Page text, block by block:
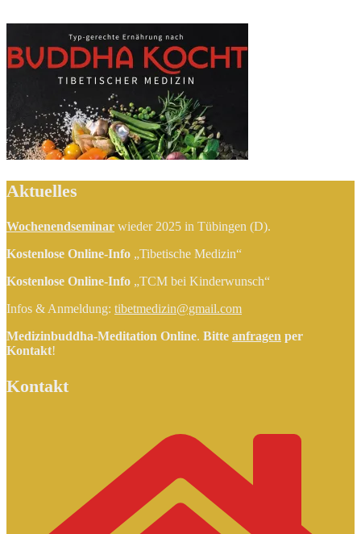
Aktuelles
Wochenendseminar wieder 2025 in Tübingen (D).
Kostenlose Online-Info „Tibetische Medizin“
Kostenlose Online-Info „TCM bei Kinderwunsch“
Infos & Anmeldung: tibetmedizin@gmail.com
Medizinbuddha-Meditation Online. Bitte anfragen per
Kontakt!
Kontakt